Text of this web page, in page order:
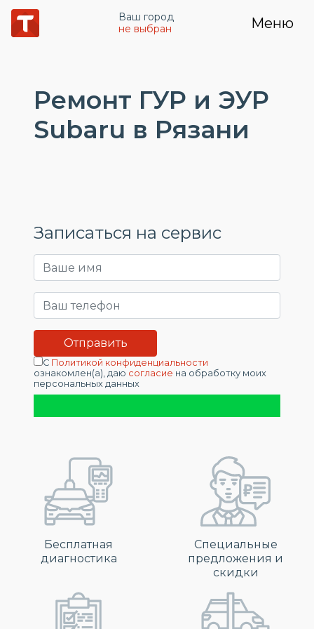
Ваш город
не выбран
Меню
Ремонт ГУР и ЭУР
Subaru в Рязани
Записаться на сервис
С Политикой конфиденциальности
ознакомлен(а), даю согласие на обработку моих
персональных данных
Бесплатная
диагностика
Специальные
предложения и
скидки